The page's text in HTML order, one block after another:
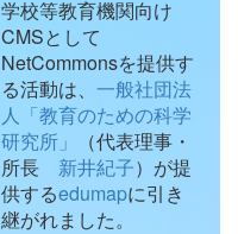
学校等教育機関向け
CMSとして
NetCommonsを提供す
る活動は、 一般社団法
人「教育のための科学
研究所」
（代表理事・
所長 新井紀子）が提
供するedumapに引き
継がれました。